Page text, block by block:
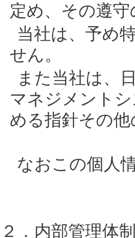
定め、その遵
当社は、予め
せん。
また当社は、
マネジメント
める指針その
なおこの個人
２．内部管理体